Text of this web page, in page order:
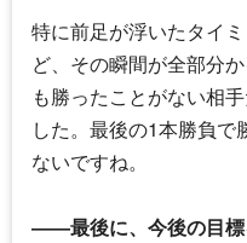
特に前足が浮いたタイ
ど、その瞬間が全部分
も勝ったことがない相
した。最後の1本勝負
ないですね。
――最後に、今後の目標